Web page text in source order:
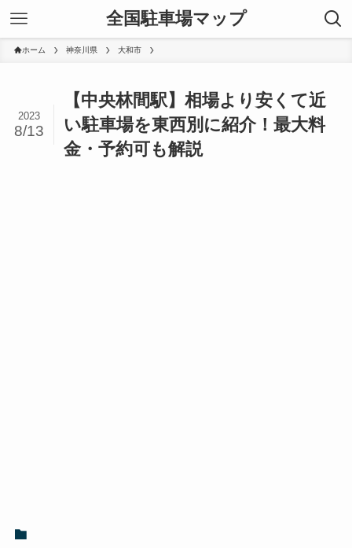
全国駐車場マップ
ホーム 神奈川県 大和市
【中央林間駅】相場より安くて近
い駐車場を東西別に紹介！最大料
金・予約可も解説
2023
8/13